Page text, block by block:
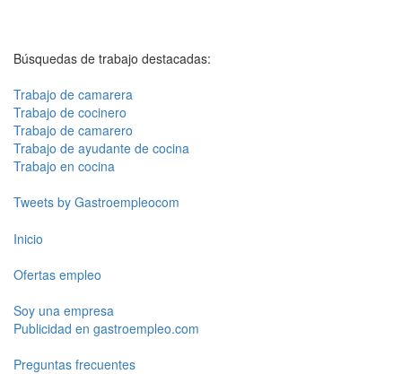
Búsquedas de trabajo destacadas:
Trabajo de camarera
Trabajo de cocinero
Trabajo de camarero
Trabajo de ayudante de cocina
Trabajo en cocina
Tweets by Gastroempleocom
Inicio
Ofertas empleo
Soy una empresa
Publicidad en gastroempleo.com
Preguntas frecuentes